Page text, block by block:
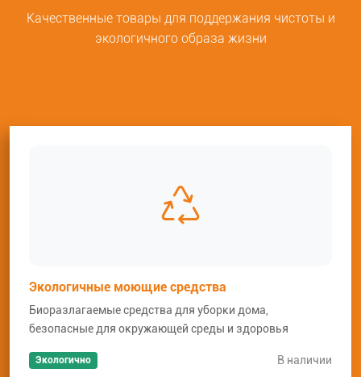
Качественные товары для поддержания чистоты и
экологичного образа жизни
Экологичные моющие средства
Биоразлагаемые средства для уборки дома,
безопасные для окружающей среды и здоровья
Экологично В наличии